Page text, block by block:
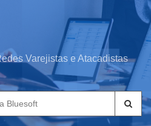
Varejistas e Atacadistas